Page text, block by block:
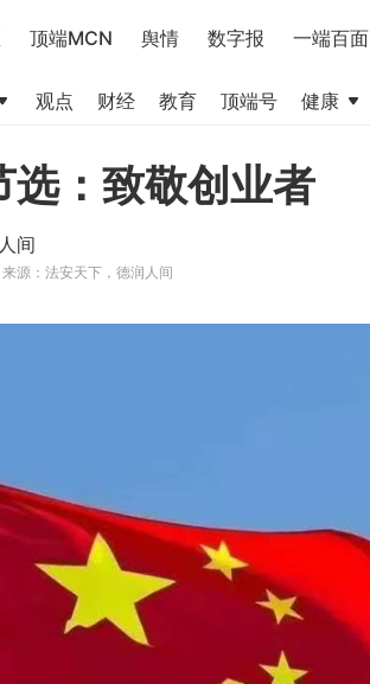
顶端MCN 舆情 数字报 一端百面
观点 财经 教育 顶端号 健康
选：致敬创业者
间
来源：法安天下，德润人间